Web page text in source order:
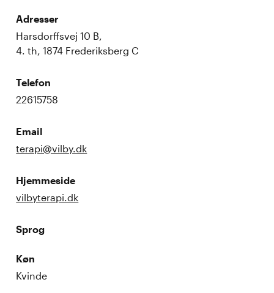
Adresser
Harsdorffsvej 10 B,
4. th, 1874 Frederiksberg C
Telefon
22615758
Email
terapi@vilby.dk
Hjemmeside
vilbyterapi.dk
Sprog
Køn
Kvinde